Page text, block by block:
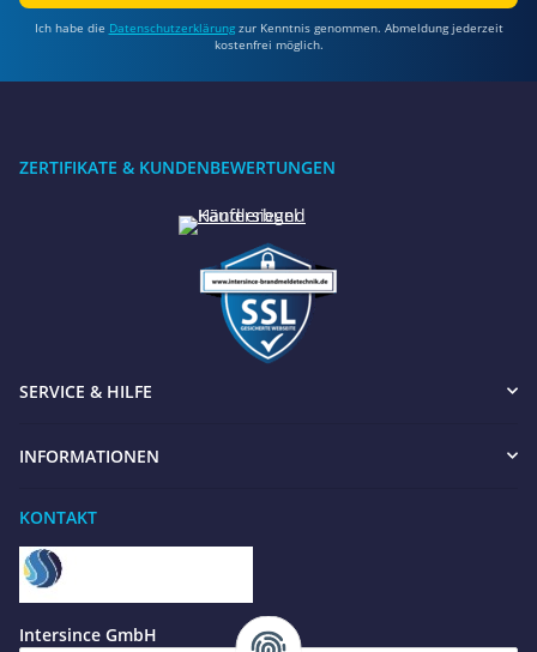
Wir sind gerne für Sie da
Jetzt anrufen
+49 8679 984969 - 0
werktags Mo–Fr 8:30–17:00 Uhr
Ich habe die Datenschutzerklärungzur Kenntnis genommen. Abmeldung jederzeit
kostenfrei möglich.
ZERTIFIKATE & KUNDENBEWERTUNGEN
SERVICE & HILFE
INFORMATIONEN
KONTAKT
Intersince GmbH